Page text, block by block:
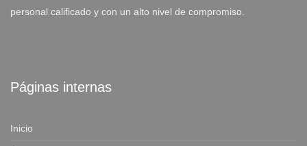
personal calificado y con un alto nivel de compromiso.
Páginas internas
Inicio